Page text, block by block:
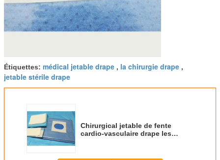
Étiquettes: médical jetable drape , la chirurgie drape ,
jetable stérile drape
Chirurgical jetable de fente
cardio-vasculaire drape les